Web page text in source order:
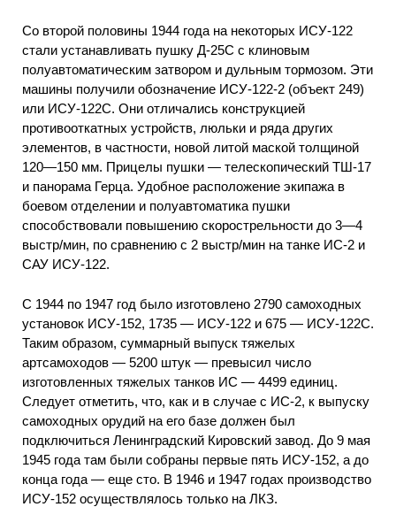
Со второй половины 1944 года на некоторых ИСУ-122
стали устанавливать пушку Д-25С с клиновым
полуавтоматическим затвором и дульным тормозом. Эти
машины получили обозначение ИСУ-122-2 (объект 249)
или ИСУ-122С. Они отличались конструкцией
противооткатных устройств, люльки и ряда других
элементов, в частности, новой литой маской толщиной
120—150 мм. Прицелы пушки — телескопический ТШ-17
и панорама Герца. Удобное расположение экипажа в
боевом отделении и полуавтоматика пушки
способствовали повышению скорострельности до 3—4
выстр/мин, по сравнению с 2 выстр/мин на танке ИС-2 и
САУ ИСУ-122.
С 1944 по 1947 год было изготовлено 2790 самоходных
установок ИСУ-152, 1735 — ИСУ-122 и 675 — ИСУ-122С.
Таким образом, суммарный выпуск тяжелых
артсамоходов — 5200 штук — превысил число
изготовленных тяжелых танков ИС — 4499 единиц.
Следует отметить, что, как и в случае с ИС-2, к выпуску
самоходных орудий на его базе должен был
подключиться Ленинградский Кировский завод. До 9 мая
1945 года там были собраны первые пять ИСУ-152, а до
конца года — еще сто. В 1946 и 1947 годах производство
ИСУ-152 осуществлялось только на ЛКЗ.